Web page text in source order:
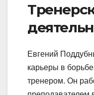
Евгений
карьеры в
тренером. Он